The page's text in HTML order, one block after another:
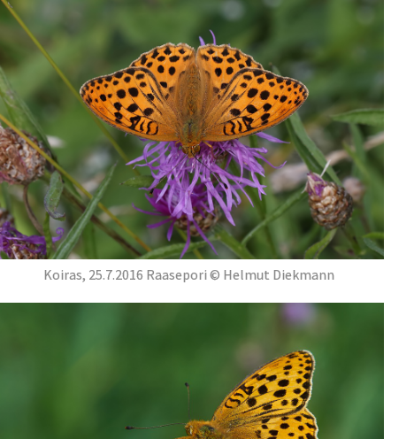
Koiras, 25.7.2016 Raasepori © Helmut Diekmann